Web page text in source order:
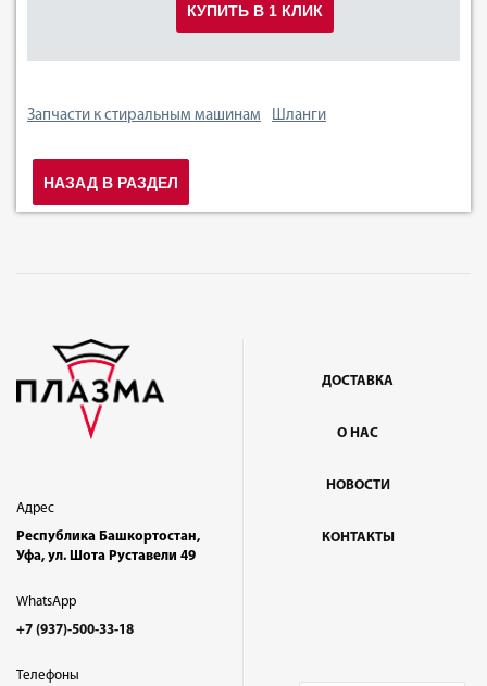
КУПИТЬ В 1 КЛИК
Запчасти к стиральным машинам Шланги
НАЗАД В РАЗДЕЛ
Адрес
Республика Башкортостан,
Уфа, ул. Шота Руставели 49
WhatsApp
+7 (937)-500-33-18
Телефоны
ДОСТАВКА
О НАС
НОВОСТИ
КОНТАКТЫ